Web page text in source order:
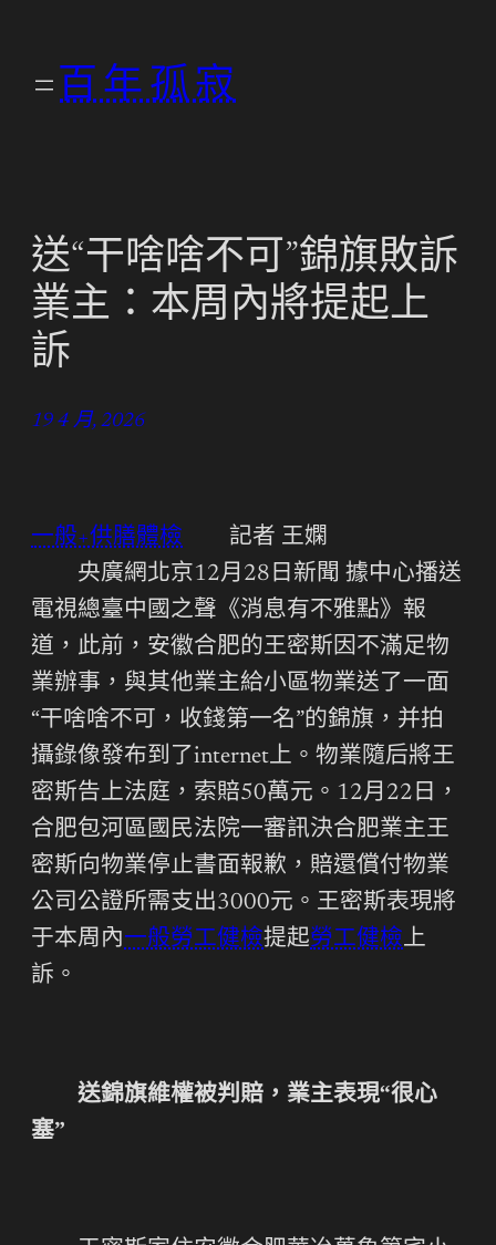
百年孤寂
送“干啥啥不可”錦旗敗訴
業主：本周內將提起上
訴
19 4 月, 2026
一般+供膳體檢 記者 王嫻
央廣網北京12月28日新聞 據中心播送
電視總臺中國之聲《消息有不雅點》報
道，此前，安徽合肥的王密斯因不滿足物
業辦事，與其他業主給小區物業送了一面
“干啥啥不可，收錢第一名”的錦旗，并拍
攝錄像發布到了internet上。物業隨后將王
密斯告上法庭，索賠50萬元。12月22日，
合肥包河區國民法院一審訊決合肥業主王
密斯向物業停止書面報歉，賠還償付物業
公司公證所需支出3000元。王密斯表現將
于本周內一般勞工健檢提起勞工健檢上
訴。
送錦旗維權被判賠，業主表現“很心
塞”